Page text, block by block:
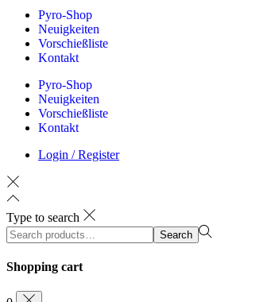
Pyro-Shop
Neuigkeiten
Vorschießliste
Kontakt
Pyro-Shop
Neuigkeiten
Vorschießliste
Kontakt
Login / Register
Type to search
Search
for:>
Search
Shopping cart